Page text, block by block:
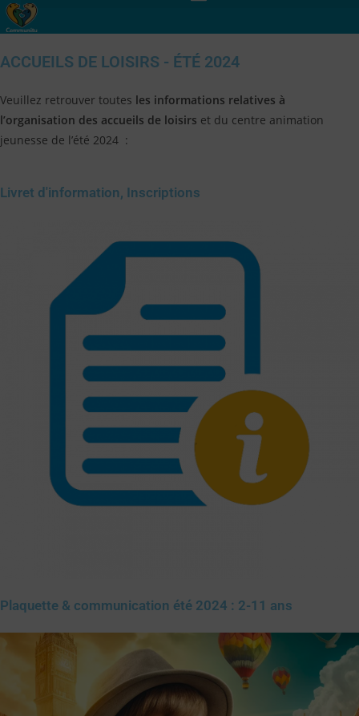
ACCUEILS DE LOISIRS - ÉTÉ 2024
Veuillez retrouver toutes les informations relatives à
l’organisation des accueils de loisirs et du centre animation
jeunesse de l’été 2024 :
Livret d'information, Inscriptions
Plaquette & communication été 2024 : 2-11 ans